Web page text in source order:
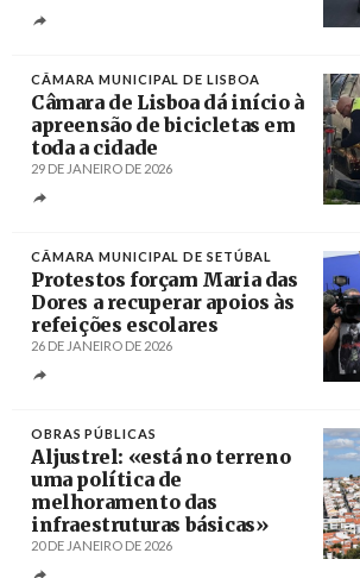
CÂMARA MUNICIPAL DE LISBOA
Câmara de Lisboa dá início à
apreensão de bicicletas em
toda a cidade
29 DE JANEIRO DE 2026
CÂMARA MUNICIPAL DE SETÚBAL
Protestos forçam Maria das
Dores a recuperar apoios às
refeições escolares
26 DE JANEIRO DE 2026
OBRAS PÚBLICAS
Aljustrel: «está no terreno
uma política de
melhoramento das
infraestruturas básicas»
20 DE JANEIRO DE 2026